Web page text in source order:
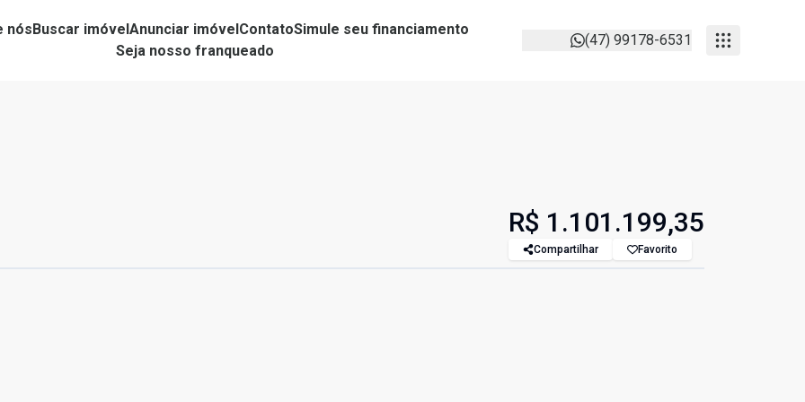
nósBuscar imóvelAnunciar imóvelContatoSimule seu financiamento
Seja nosso franqueado
(47) 99178-6531
R$ 1.101.199,35
Compartilhar Favorito